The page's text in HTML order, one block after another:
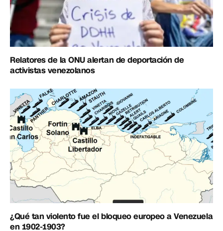
Relatores de la ONU alertan de deportación de
activistas venezolanos
¿Qué tan violento fue el bloqueo europeo a Venezuela
en 1902-1903?